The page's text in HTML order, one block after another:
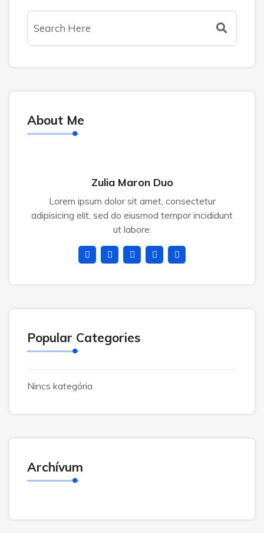
About Me
Zulia Maron Duo
Lorem ipsum dolor sit amet, consectetur
adipisicing elit, sed do eiusmod tempor incididunt
ut labore.
Popular Categories
Nincs kategória
Archívum